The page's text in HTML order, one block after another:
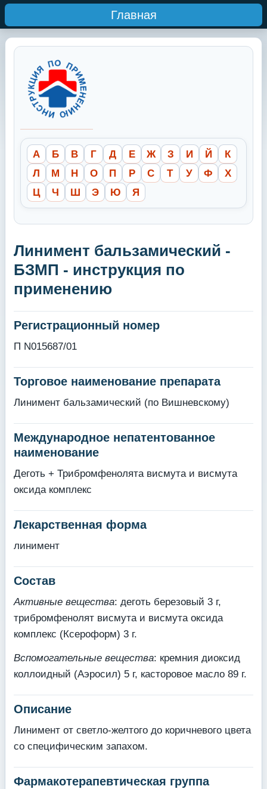
Главная
А Б В Г Д Е Ж З И Й
К
Л
М Н О П Р С Т У Ф
Х
Ц
Ч Ш Э Ю Я
Линимент бальзамический -
БЗМП - инструкция по
применению
Регистрационный номер
П N015687/01
Торговое наименование препарата
Линимент бальзамический (по Вишневскому)
Международное непатентованное
наименование
Деготь + Трибромфенолята висмута и висмута
оксида комплекс
Лекарственная форма
линимент
Состав
Активные вещества: деготь березовый 3 г,
трибромфенолят висмута и висмута оксида
комплекс (Ксероформ) 3 г.
Вспомогательные вещества: кремния диоксид
коллоидный (Аэросил) 5 г, касторовое масло 89 г.
Описание
Линимент от светло-желтого до коричневого цвета
со специфическим запахом.
Фармакотерапевтическая группа